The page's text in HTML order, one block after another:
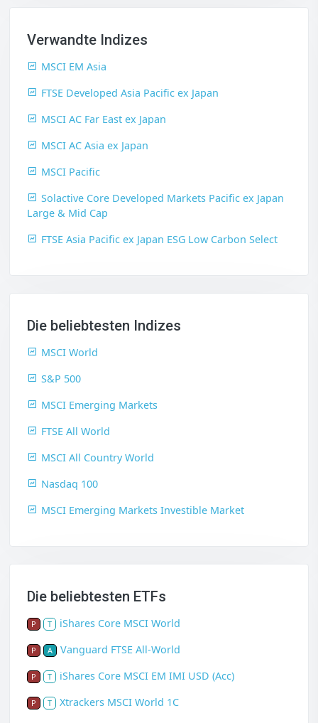
Verwandte Indizes
MSCI EM Asia
FTSE Developed Asia Pacific ex Japan
MSCI AC Far East ex Japan
MSCI AC Asia ex Japan
MSCI Pacific
Solactive Core Developed Markets Pacific ex Japan
Large & Mid Cap
FTSE Asia Pacific ex Japan ESG Low Carbon Select
Die beliebtesten Indizes
MSCI World
S&P 500
MSCI Emerging Markets
FTSE All World
MSCI All Country World
Nasdaq 100
MSCI Emerging Markets Investible Market
Die beliebtesten ETFs
P T iShares Core MSCI World
P A Vanguard FTSE All-World
P T iShares Core MSCI EM IMI USD (Acc)
P T
Xtrackers MSCI World 1C